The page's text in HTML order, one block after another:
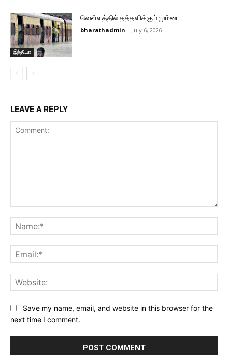
இந்தியா
வெள்ளத்தில் தத்தளிக்கும் மும்பை
bharathadmin - July 6, 2026
LEAVE A REPLY
Save my name, email, and website in this browser for the
next time I comment.